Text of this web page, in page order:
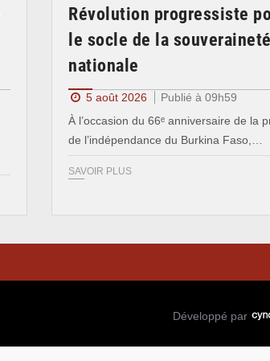
Révolution progressiste
le socle de la souveraineté
nationale
5 août 2026
Publié à 09h59
À l’occasion du 66ᵉ anniversaire de la
de l’indépendance du Burkina Faso,…
SAVOIR PLUS
Développé par